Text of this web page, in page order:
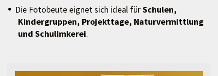
Die Fotobeute eignet sich ideal fürSchulen,
Kindergruppen, Projekttage, Naturvermittlung
und Schulimkerei.